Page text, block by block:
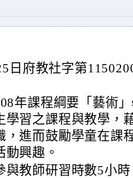
日府教社字第
年課程綱要「藝術
習之課程與教學，
，進而鼓勵學童在課
動興趣。
與教師研習時數5小